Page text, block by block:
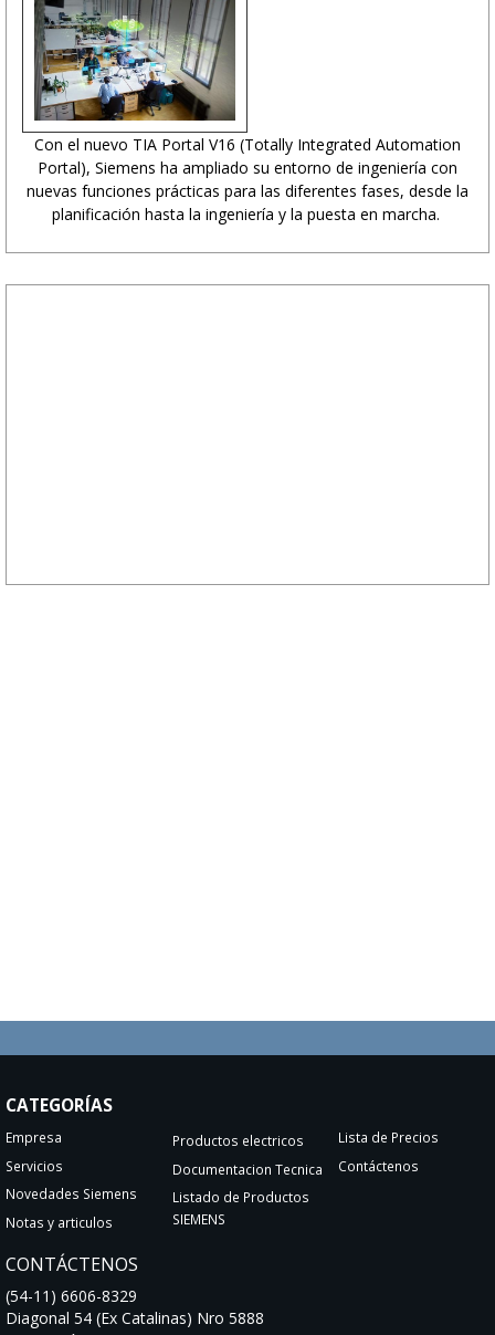
Con el nuevo TIA Portal V16 (Totally Integrated Automation
Portal), Siemens ha ampliado su entorno de ingeniería con
nuevas funciones prácticas para las diferentes fases, desde la
planificación hasta la ingeniería y la puesta en marcha.
CATEGORÍAS
Empresa
Servicios
Novedades Siemens
Notas y articulos
Productos electricos
Documentacion Tecnica
Listado de Productos
SIEMENS
Lista de Precios
Contáctenos
CONTÁCTENOS
(54-11) 6606-8329
Diagonal 54 (Ex Catalinas) Nro 5888